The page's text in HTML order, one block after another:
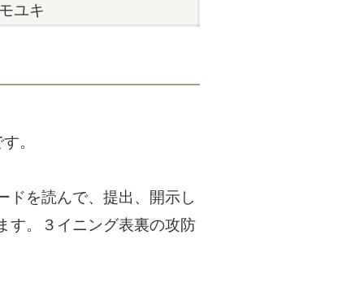
ユキ
。
ドを読んで、提出、開示し
す。３イニング表裏の攻防